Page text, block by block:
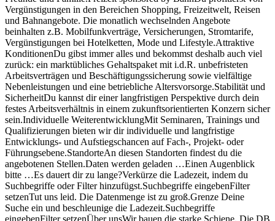
Vergünstigungen in den Bereichen Shopping, Freizeitwelt, Reisen
und Bahnangebote. Die monatlich wechselnden Angebote
beinhalten z.B. Mobilfunkverträge, Versicherungen, Stromtarife,
Vergünstigungen bei Hotelketten, Mode und Lifestyle.Attraktive
KonditionenDu gibst immer alles und bekommst deshalb auch viel
zurück: ein marktübliches Gehaltspaket mit i.d.R. unbefristeten
Arbeitsverträgen und Beschäftigungssicherung sowie vielfältige
Nebenleistungen und eine betriebliche Altersvorsorge.Stabilität und
SicherheitDu kannst dir einer langfristigen Perspektive durch dein
festes Arbeitsverhältnis in einem zukunftsorientierten Konzern sicher
sein.Individuelle WeiterentwicklungMit Seminaren, Trainings und
Qualifizierungen bieten wir dir individuelle und langfristige
Entwicklungs- und Aufstiegschancen auf Fach-, Projekt- oder
Führungsebene.StandorteAn diesen Standorten findest du die
angebotenen Stellen.Daten werden geladen …Einen Augenblick
bitte …Es dauert dir zu lange?Verkürze die Ladezeit, indem du
Suchbegriffe oder Filter hinzufügst.Suchbegriffe eingebenFilter
setzenTut uns leid. Die Datenmenge ist zu groß.Grenze Deine
Suche ein und beschleunige die Ladezeit.Suchbegriffe
eingebenFilter setzenÜber unsWir bauen die starke Schiene. Die DB